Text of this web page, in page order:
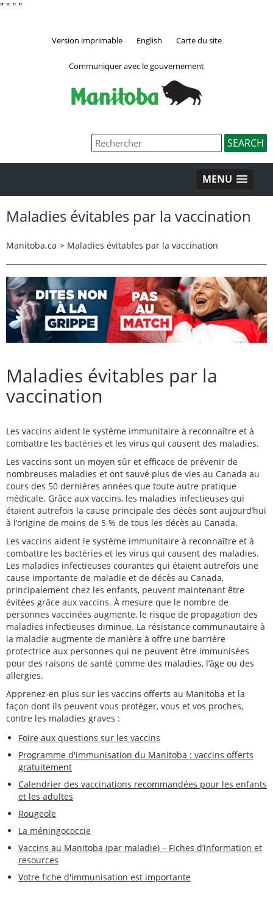
" " " "
Version imprimable English Carte du site
Communiquer avec le gouvernement
MENU
Maladies évitables par la vaccination
Manitoba.ca > Maladies évitables par la vaccination
Maladies évitables par la
vaccination
Les vaccins aident le système immunitaire à reconnaître et à
combattre les bactéries et les virus qui causent des maladies.
Les vaccins sont un moyen sûr et efficace de prévenir de
nombreuses maladies et ont sauvé plus de vies au Canada au
cours des 50 dernières années que toute autre pratique
médicale. Grâce aux vaccins, les maladies infectieuses qui
étaient autrefois la cause principale des décès sont aujourd’hui
à l’origine de moins de 5 % de tous les décès au Canada.
Les vaccins aident le système immunitaire à reconnaître et à
combattre les bactéries et les virus qui causent des maladies.
Les maladies infectieuses courantes qui étaient autrefois une
cause importante de maladie et de décès au Canada,
principalement chez les enfants, peuvent maintenant être
évitées grâce aux vaccins. À mesure que le nombre de
personnes vaccinées augmente, le risque de propagation des
maladies infectieuses diminue. La résistance communautaire à
la maladie augmente de manière à offre une barrière
protectrice aux personnes qui ne peuvent être immunisées
pour des raisons de santé comme des maladies, l’âge ou des
allergies.
Apprenez-en plus sur les vaccins offerts au Manitoba et la
façon dont ils peuvent vous protéger, vous et vos proches,
contre les maladies graves :
Foire aux questions sur les vaccins
Programme d'immunisation du Manitoba : vaccins offerts
gratuitement
Calendrier des vaccinations recommandées pour les enfants
et les adultes
Rougeole
La méningococcie
Vaccins au Manitoba (par maladie) – Fiches d’information et
resources
Votre fiche d'immunisation est importante